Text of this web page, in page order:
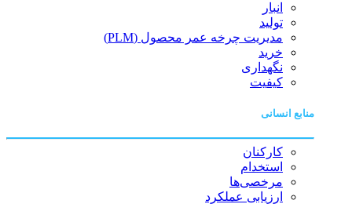
انبار
تولید
مدیریت چرخه عمر محصول (PLM)
خرید
نگهداری
کیفیت
منابع انسانی
کارکنان
استخدام
مرخصی‌ها
ارزیابی عملکرد